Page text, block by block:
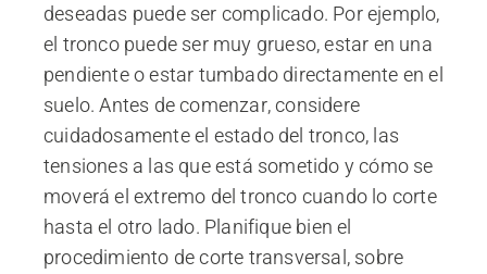
deseadas puede ser complicado. Por ejemplo,
el tronco puede ser muy grueso, estar en una
pendiente o estar tumbado directamente en el
suelo. Antes de comenzar, considere
cuidadosamente el estado del tronco, las
tensiones a las que está sometido y cómo se
moverá el extremo del tronco cuando lo corte
hasta el otro lado. Planifique bien el
procedimiento de corte transversal, sobre